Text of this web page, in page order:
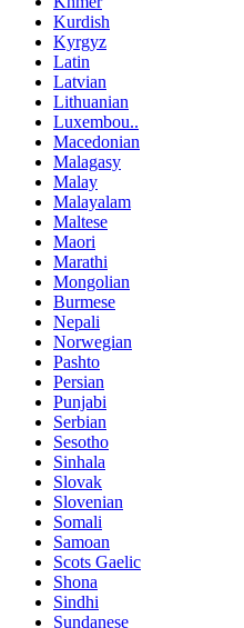
Kurdish
Kyrgyz
Latin
Latvian
Lithuanian
Luxembou..
Macedonian
Malagasy
Malay
Malayalam
Maltese
Maori
Marathi
Mongolian
Burmese
Nepali
Norwegian
Pashto
Persian
Punjabi
Serbian
Sesotho
Sinhala
Slovak
Slovenian
Somali
Samoan
Scots Gaelic
Shona
Sindhi
Sundanese